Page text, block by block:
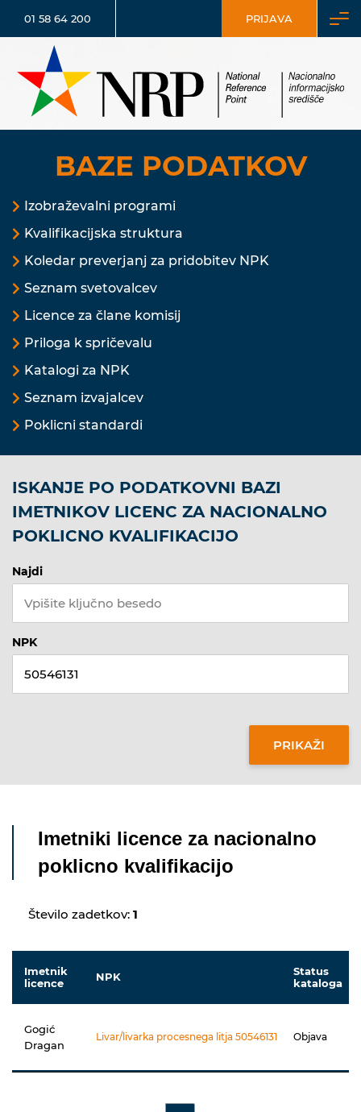
01 58 64 200 PRIJAVA
BAZE PODATKOV
Izobraževalni programi
Kvalifikacijska struktura
Koledar preverjanj za pridobitev NPK
Seznam svetovalcev
Licence za člane komisij
Priloga k spričevalu
Katalogi za NPK
Seznam izvajalcev
Poklicni standardi
ISKANJE PO PODATKOVNI BAZI
IMETNIKOV LICENC ZA NACIONALNO
POKLICNO KVALIFIKACIJO
Najdi
NPK
Imetniki licence za nacionalno
poklicno kvalifikacijo
Število zadetkov: 1
Imetnik
licence
NPK
Status
kataloga
Gogić
Dragan
Livar/livarka procesnega litja 50546131 Objava